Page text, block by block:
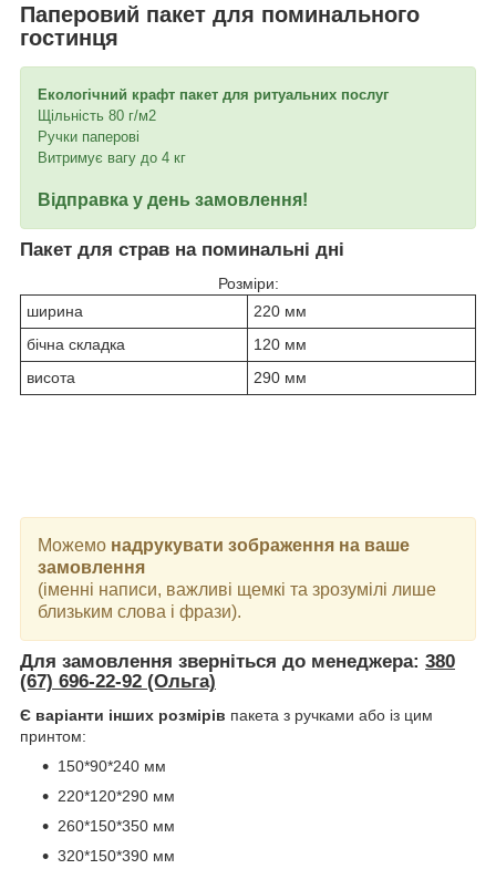
Паперовий пакет для поминального
гостинця
Екологічний крафт пакет для ритуальних послуг
Щільність 80 г/м2
Ручки паперові
Витримує вагу до 4 кг
Відправка у день замовлення!
Пакет для страв на поминальні дні
Розміри:
ширина
220 мм
бічна складка
120 мм
висота
290 мм
Можемо надрукувати зображення на ваше
замовлення
(іменні написи, важливі щемкі та зрозумілі лише
близьким слова і фрази).
Для замовлення зверніться до менеджера: 380
(67) 696-22-92 (Ольга)
Є варіанти інших розмірів пакета з ручками або із цим
принтом:
150*90*240 мм
220*120*290 мм
260*150*350 мм
320*150*390 мм